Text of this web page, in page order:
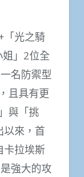
「光之騎
」2位全
名防禦型
且具有更
與「挑
以來，首
卡拉埃斯
強大的攻